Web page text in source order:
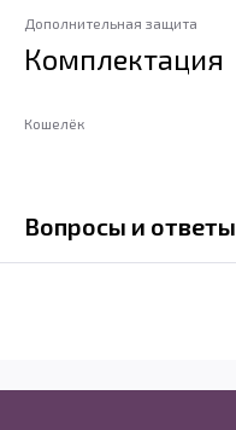
Дополнительная защита
Комплектация
Кошелёк
Вопросы и ответы